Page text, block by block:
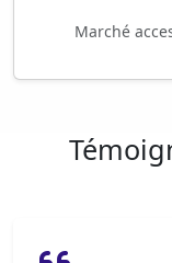
Marché